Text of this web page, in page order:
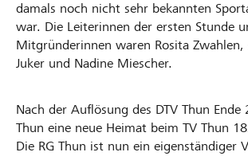
damals noch nicht sehr bekannten
war. Die Leiterinnen der ersten Stunde
Mitgründerinnen waren Rosita Zwahlen,
Juker und Nadine Miescher.
Nach der Auflösung des DTV Thun Ende
Thun eine neue Heimat beim TV Thun
Die RG Thun ist nun ein eigenständiger